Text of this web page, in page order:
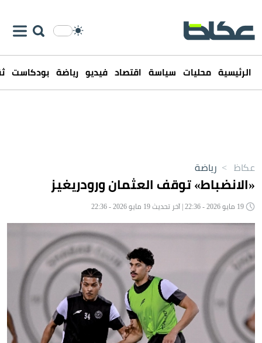
الرئيسية محليات سياسة اقتصاد فيديو رياضة بودكاست
عكاظ > رياضة
«الانضباط» توقف العثمان ورودريغيز